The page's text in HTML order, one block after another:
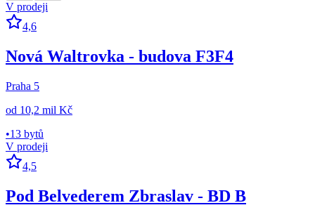
V prodeji
4,6
Nová Waltrovka - budova F3F4
Praha 5
od 10,2 mil Kč
•13 bytů
V prodeji
4,5
Pod Belvederem Zbraslav - BD B